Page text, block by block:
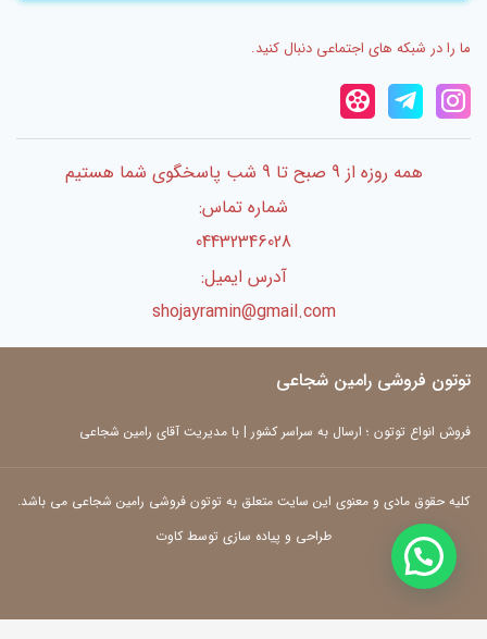
ما را در شبکه های اجتماعی دنبال کنید.
همه روزه از 9 صبح تا 9 شب پاسخگوی شما هستیم
شماره تماس:
04432346028
آدرس ایمیل:
shojayramin@gmail.com
توتون فروشی رامین شجاعی
فروش انواع توتون ؛ ارسال به سراسر کشور | با مدیریت آقای رامین شجاعی
کلیه حقوق مادی و معنوی این سایت متعلق به توتون فروشی رامین شجاعی می باشد.
طراحی و پیاده سازی توسط کاوت